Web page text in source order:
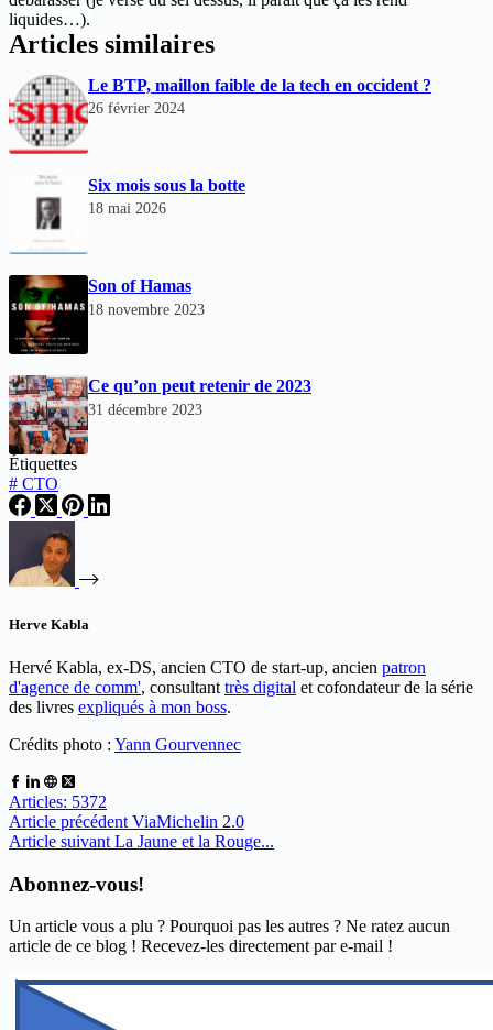
liquides…).
Articles similaires
Le BTP, maillon faible de la tech en occident ?
26 février 2024
Six mois sous la botte
18 mai 2026
Son of Hamas
18 novembre 2023
Ce qu’on peut retenir de 2023
31 décembre 2023
Étiquettes
# CTO
Herve Kabla
Hervé Kabla, ex-DS, ancien CTO de start-up, ancien patron
d'agence de comm', consultant très digital et cofondateur de la série
des livres expliqués à mon boss.
Crédits photo : Yann Gourvennec
Articles: 5372
Article précédent ViaMichelin 2.0
Article suivant La Jaune et la Rouge...
Abonnez-vous!
Un article vous a plu ? Pourquoi pas les autres ? Ne ratez aucun
article de ce blog ! Recevez-les directement par e-mail !